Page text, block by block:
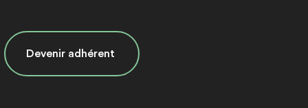
Devenir adhérent